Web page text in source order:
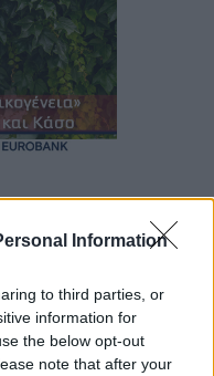
Information
to third parties, or
information for
the below opt-out
note that after your